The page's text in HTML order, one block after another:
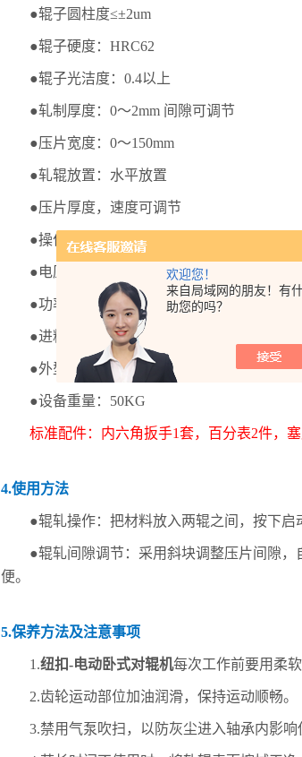
欢迎您！
来自局域网的朋友！有
助您的吗？
●辊子圆柱度≤±2um
●辊子硬度：HRC62
●辊子光洁度：0.4以上
●轧制厚度：0～2mm 间隙可调节
●压片宽度：0～150mm
●轧辊放置：水平放置
●压片厚度，速度可调节
●操作方式：电动
●电压及频率：AC220V/50Hz
●功率：120W
●进料速度：0～40mm/s
●外型尺寸：L500mm*W360mm*H620mm
●设备重量：50KG
标准配件：内六角扳手1套，百分表2件，
4.使用方法
●辊轧操作：把材料放入两辊之间，按下启
●辊轧间隙调节：采用斜块调整压片间隙
便。
5.保养方法及注意事项
1.纽扣-电动卧式对辊机每次工作前要用柔
2.齿轮运动部位加油润滑，保持运动顺畅。
3.禁用气泵吹扫，以防灰尘进入轴承内影响